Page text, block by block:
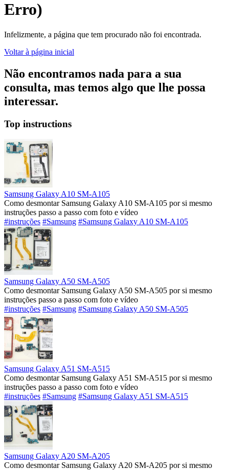
Erro)
Infelizmente, a página que tem procurado não foi encontrada.
Voltar à página inicial
Não encontramos nada para a sua
consulta, mas temos algo que lhe possa
interessar.
Top instructions
Samsung Galaxy A10 SM-A105
Como desmontar Samsung Galaxy A10 SM-A105 por si mesmo
instruções passo a passo com foto e vídeo
#instruções #Samsung #Samsung Galaxy A10 SM-A105
Samsung Galaxy A50 SM-A505
Como desmontar Samsung Galaxy A50 SM-A505 por si mesmo
instruções passo a passo com foto e vídeo
#instruções #Samsung #Samsung Galaxy A50 SM-A505
Samsung Galaxy A51 SM-A515
Como desmontar Samsung Galaxy A51 SM-A515 por si mesmo
instruções passo a passo com foto e vídeo
#instruções #Samsung #Samsung Galaxy A51 SM-A515
Samsung Galaxy A20 SM-A205
Como desmontar Samsung Galaxy A20 SM-A205 por si mesmo